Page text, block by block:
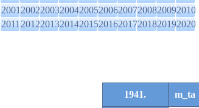
2001200220032004200520062007200820092010
2011201220132014201520162017201820192020
1941. m_ta